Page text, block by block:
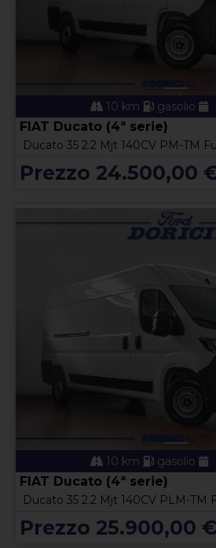
10 km gasolio
FIAT Ducato (4ª serie)
Ducato 35 2.2 Mjt 140CV PM-TM
Prezzo 24.500,00
10 km gasolio
FIAT Ducato (4ª serie)
Ducato 35 2.2 Mjt 140CV PLM-TM
Prezzo 25.900,00 €